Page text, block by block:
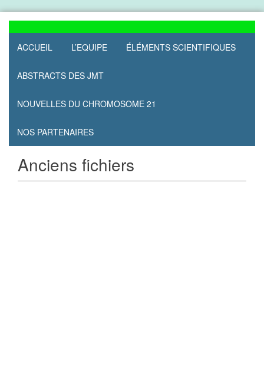
contentACCUEIL L’EQUIPE ÉLÉMENTS SCIENTIFIQUES
ABSTRACTS DES JMT
NOUVELLES DU CHROMOSOME 21
NOS PARTENAIRES
Anciens fichiers